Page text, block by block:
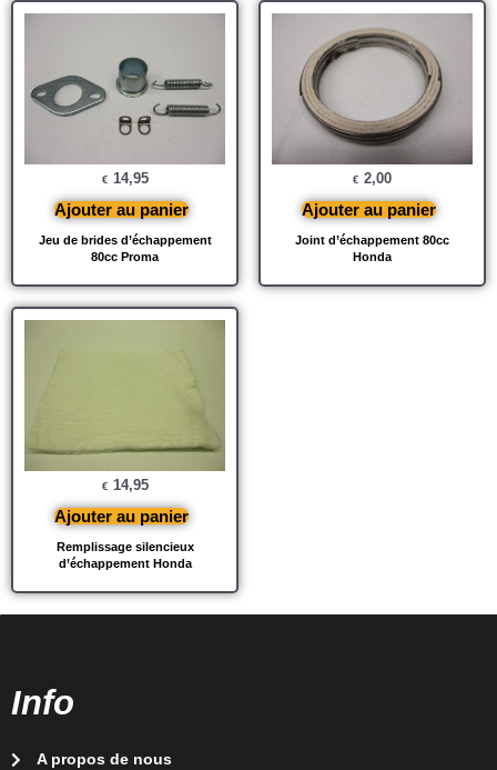
Jeu de brides d’échappement
80cc Proma
€ 14,95
Ajouter au panier
Joint d’échappement 80cc
Honda
€ 2,00
Ajouter au panier
Remplissage silencieux
d’échappement Honda
€ 14,95
Ajouter au panier
Info
A propos de nous